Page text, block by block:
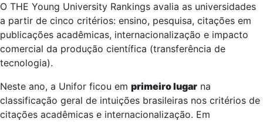
O THE Young University Rankings avalia as universidades
a partir de cinco critérios: ensino, pesquisa, citações em
publicações acadêmicas, internacionalização e impacto
comercial da produção científica (transferência de
tecnologia).
Neste ano, a Unifor ficou em primeiro lugar na
classificação geral de intuições brasileiras nos critérios de
citações acadêmicas e internacionalização. Em